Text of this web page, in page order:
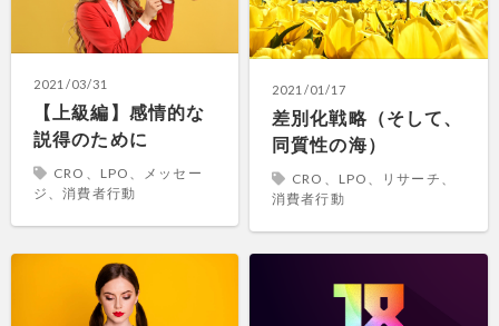
2021/03/31
【上級編】感情的な
説得のために
CRO、LPO、メッセー
ジ、消費者行動
2021/01/17
差別化戦略（そして、
同質性の海）
CRO、LPO、リサーチ、
消費者行動